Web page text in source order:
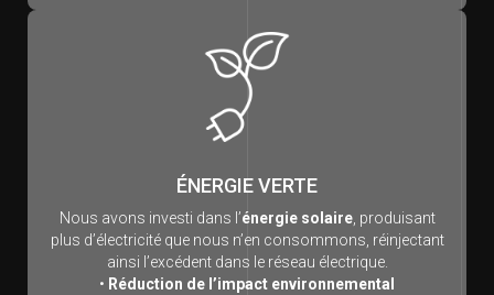
ÉNERGIE VERTE
Nous avons investi dans l’énergie solaire, produisant
plus d’électricité que nous n’en consommons, réinjectant
ainsi l’excédent dans le réseau électrique.
• Réduction de l’impact environnemental